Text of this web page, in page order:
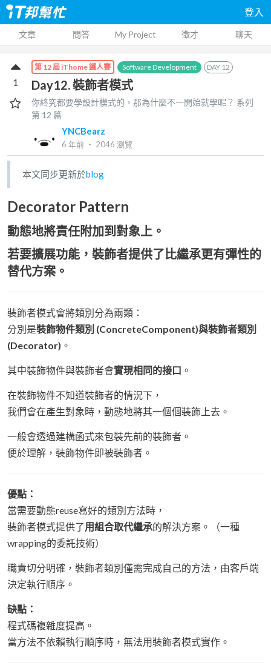
登入
文章 問答 My Project 徵才 聊天
第 12 屆 iThome 鐵人賽 Software Development DAY 12
Day12. 裝飾者模式
你終究都要學設計模式的，那為什麼不一開始就學呢？ 系列
第 12 篇
YNCBearz
6 年前 ‧ 2046 瀏覽
1
本文同步更新於blog
Decorator Pattern
動態地將責任附加到對象上。
若要擴展功能，裝飾者提供了比繼承更有彈性的
替代方案。
裝飾者模式會將類別分為兩類：
分別是裝飾物件類別 (ConcreteComponent)與裝飾者類別
(Decorator) 。
其中裝飾物件與裝飾者會實現相同的接口 。
在裝飾物件不知道裝飾者的情況下，
我們會在產生對象時，動態地將其一個個裝飾上去。
一般會透過建構函式來包裝先前的裝飾者。
便於理解，裝飾物件即被裝飾者。
優點：
當需要動態reuse寫好的類別方法時，
裝飾者模式提供了用組合取代繼承的解決方案。（一種
wrapping的委託技術）
職責切分明確，裝飾者類別僅需完成自己的方法，由客戶端
決定執行順序。
缺點：
程式碼複雜度提高。
當方法不依賴執行順序時，無法用裝飾者模式實作。